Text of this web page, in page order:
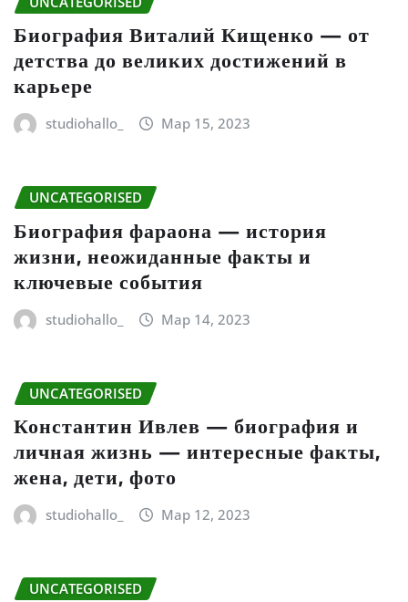
Биография Виталий Кищенко — от
детства до великих достижений в
карьере
studiohallo_ Мар 15, 2023
UNCATEGORISED
Биография фараона — история
жизни, неожиданные факты и
ключевые события
studiohallo_ Мар 14, 2023
UNCATEGORISED
Константин Ивлев — биография и
личная жизнь — интересные факты,
жена, дети, фото
studiohallo_ Мар 12, 2023
UNCATEGORISED